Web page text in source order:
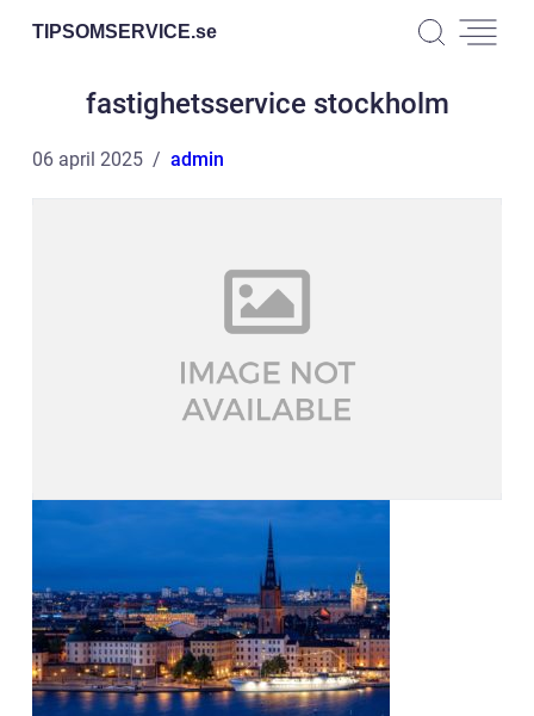
TIPSOMSERVICE.se
fastighetsservice stockholm
06 april 2025 admin